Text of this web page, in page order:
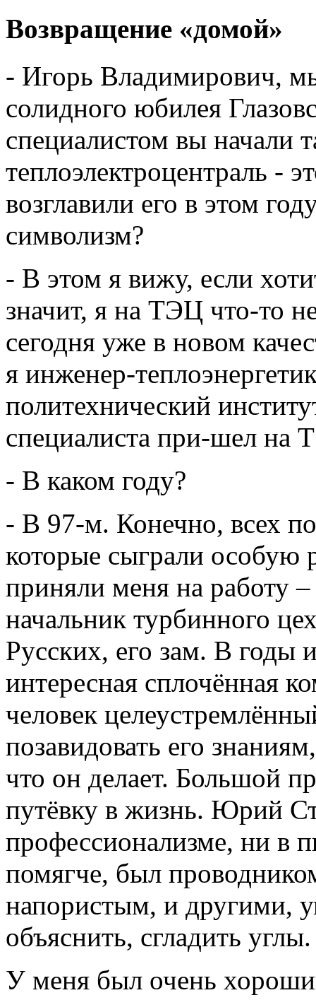
Возвращение «домой»
- Игорь Владимирович,
солидного юбилея
специалистом вы начали
теплоэлектроцентраль -
возглавили его в этом
символизм?
- В этом я вижу, если
значит, я на ТЭЦ что-то
сегодня уже в новом
я инженер-
политехнический
специалиста при-шел на
- В каком году?
- В 97-м. Конечно, всех
которые сыграли
приняли меня на работу
начальник турбинного
Русских, его зам. В годы
интересная сплочённая
человек
позавидовать его
что он делает. Большой
путёвку в жизнь. Юрий
профессионализме, ни в
помягче, был
напористым, и другими,
объяснить, сгладить
У меня был очень